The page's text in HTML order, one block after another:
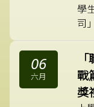
學
司
分
最
06
六月
戰
獎